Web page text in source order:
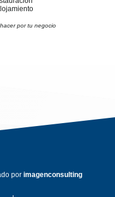
por tu negocio
por imagenconsulting